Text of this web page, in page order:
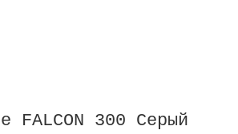
FALCON 300 Серый